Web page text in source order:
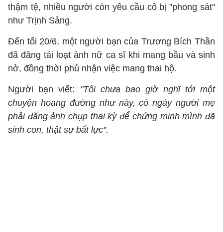
thậm tệ, nhiều người còn yêu cầu cô bị "phong sát"
như Trịnh Sảng.
Đến tối 20/6, một người bạn của Trương Bích Thần
đã đăng tải loạt ảnh nữ ca sĩ khi mang bầu và sinh
nở, đồng thời phủ nhận việc mang thai hộ.
Người bạn viết: "Tôi chưa bao giờ nghĩ tới một
chuyện hoang đường như này, có ngày người mẹ
phải đăng ảnh chụp thai kỳ để chứng minh mình đã
sinh con, thật sự bất lực".